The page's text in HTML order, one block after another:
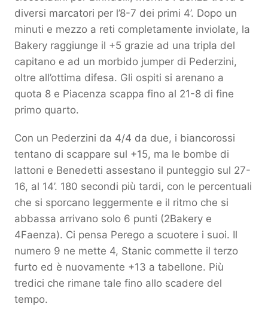
diversi marcatori per l’8-7 dei primi 4’. Dopo un
minuti e mezzo a reti completamente inviolate, la
Bakery raggiunge il +5 grazie ad una tripla del
capitano e ad un morbido jumper di Pederzini,
oltre all’ottima difesa. Gli ospiti si arenano a
quota 8 e Piacenza scappa fino al 21-8 di fine
primo quarto.
Con un Pederzini da 4/4 da due, i biancorossi
tentano di scappare sul +15, ma le bombe di
Iattoni e Benedetti assestano il punteggio sul 27-
16, al 14’. 180 secondi più tardi, con le percentuali
che si sporcano leggermente e il ritmo che si
abbassa arrivano solo 6 punti (2Bakery e
4Faenza). Ci pensa Perego a scuotere i suoi. Il
numero 9 ne mette 4, Stanic commette il terzo
furto ed è nuovamente +13 a tabellone. Più
tredici che rimane tale fino allo scadere del
tempo.